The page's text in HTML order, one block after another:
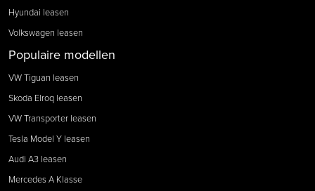
Hyundai leasen
Volkswagen leasen
Populaire modellen
VW Tiguan leasen
Skoda Elroq leasen
VW Transporter leasen
Tesla Model Y leasen
Audi A3 leasen
Mercedes A Klasse